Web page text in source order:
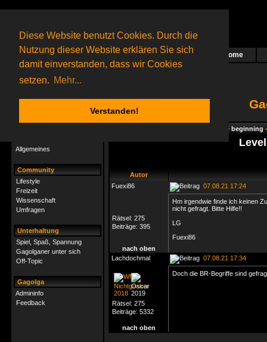
Diese Website benutzt Cookies. Durch die
Nutzung dieser Website erklären Sie sich
damit einverstanden, dass wir Cookies
setzen. Mehr...
Verstanden!
Das nächste Rätsel ist in Arbeit Home
12 Gagolganeronline(0 registrierte und 12 Gäste)
Gagolganer:
9732Rätsel online:
Allgemeines
Community
Lifestyle
Freizeit
Wissenschaft
Umfragen
Unterhaltung
Spiel, Spaß, Spannung
Gagolganer unter sich
Off-Topic
Gagolga
Admininfo
Feedback
Gagolga - The beginning
Autor
Fuexi86
07.08.21 17:24
Rätsel: 275
Beiträge: 395
Hm irgendwie finde ich keinen
nicht gefragt. Bitte Hilfe!!
LG
Fuexi86
nach oben
Lachdochmal
07.08.21 17:34
Rätsel: 275
Beiträge: 5332
Doch die BR-Begriffe sind
nach oben